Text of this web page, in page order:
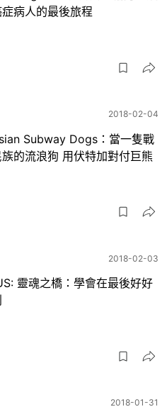
病人的最後旅程
2018-02-04
Subway Dogs：當一隻戰
族的流浪狗 用伏特加對付巨熊
2018-02-03
靈魂之橋：學會在最後好好
2018-01-31